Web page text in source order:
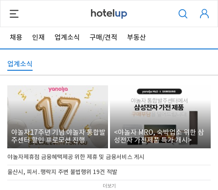
채용 인재 업계소식 구매/견적 부동산
업계소식
야놀자17주년 기념 야놀자 통합발
주센터 할인 프로모션 진행
<야놀자 MRO, 숙박업소 위한 삼
성전자 가전제품 특가 개시>
야놀자제휴점 금융혜택제공 위한 제휴 및 금융서비스 게시
울산시, 피서․행락지 주변 불법행위 19건 적발
더보기